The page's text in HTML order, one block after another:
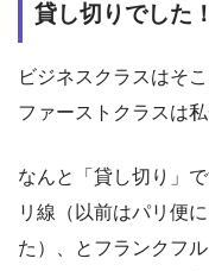
貸し切りでした！
ビジネスクラスはそ
ファーストクラスは私
なんと「貸し切り」
リ線（以前はパリ便
た）、とフランクフ